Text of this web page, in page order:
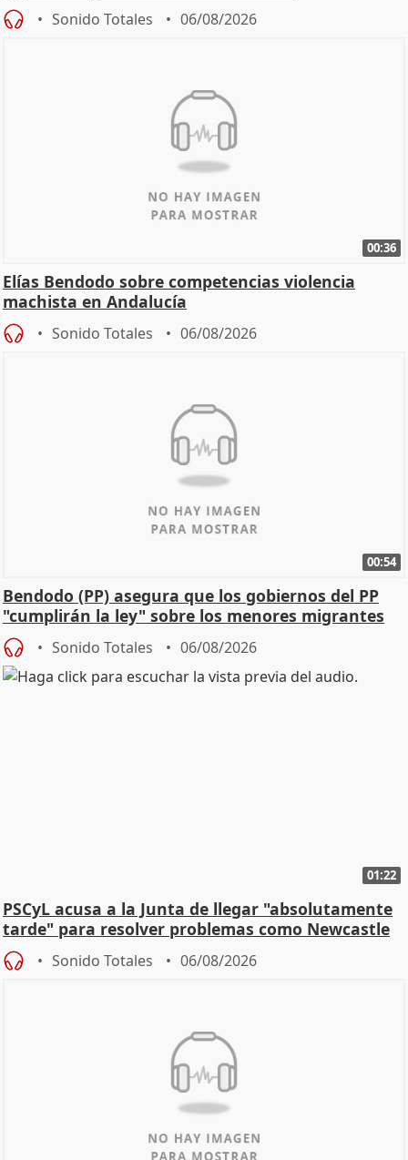
Sonido Totales 06/08/2026
00:36
Elías Bendodo sobre competencias violencia
machista en Andalucía
Sonido Totales 06/08/2026
00:54
Bendodo (PP) asegura que los gobiernos del PP
"cumplirán la ley" sobre los menores migrantes
Sonido Totales 06/08/2026
01:22
PSCyL acusa a la Junta de llegar "absolutamente
tarde" para resolver problemas como Newcastle
Sonido Totales 06/08/2026